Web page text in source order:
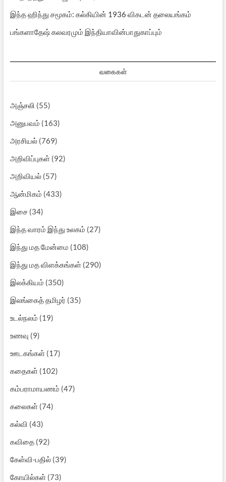
இந்த ஹிந்து சமூகம்: கல்கியின் 1936 விகடன் தலையங்கம்
பங்களாதேஷ் கலவரமும் இந்தியாவின்பாதுகாப்பும்
வகைகள்
அஞ்சலி (55)
அனுபவம் (163)
அரசியல்(769)
அறிவிப்புகள்(92)
அறிவியல்(57)
ஆன்மிகம் (433)
இசை(34)
இந்த வாரம் இந்து உலகம் (27)
இந்து மத மேன்மை (108)
இந்து மத விளக்கங்கள்(290)
இலக்கியம் (350)
இலங்கைத் தமிழர் (35)
உடல்நலம் (19)
உணவு (9)
ஊடகங்கள்(17)
கதைகள்(102)
கம்பராமாயணம் (47)
கலைகள்(74)
கல்வி (43)
கவிதை(92)
கேள்வி-பதில்(39)
கோயில்கள்(73)